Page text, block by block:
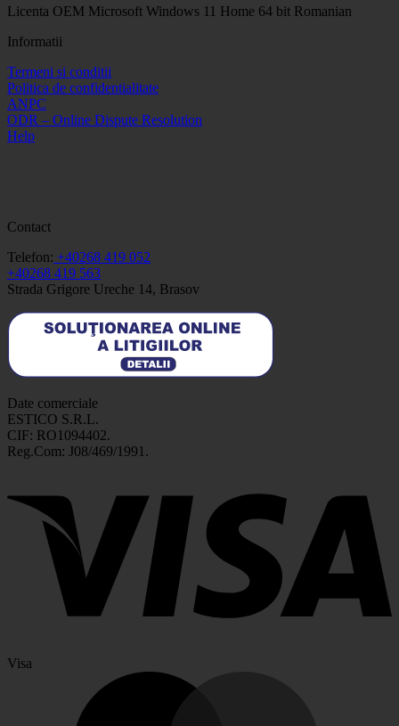
Licenta OEM Microsoft Windows 11 Home 64 bit Romanian
Informatii
Termeni si conditii
Politica de confidentialitate
ANPC
ODR – Online Dispute Resolution
Help
Contact
Telefon: +40268 419 052
+40268 419 563
Strada Grigore Ureche 14, Brasov
Date comerciale
ESTICO S.R.L.
CIF: RO1094402.
Reg.Com: J08/469/1991.
Visa